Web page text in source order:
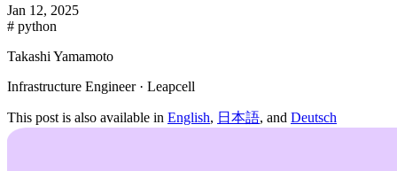
Jan 12, 2025
# python
Takashi Yamamoto
Infrastructure Engineer · Leapcell
This post is also available in English, 日本語, and Deutsch